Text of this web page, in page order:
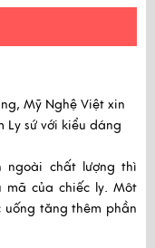
Mỹ Nghệ Việt xin
sứ với kiểu dáng
ngoài chất lượng thì
mã của chiếc ly. Môt
uống tăng thêm phần